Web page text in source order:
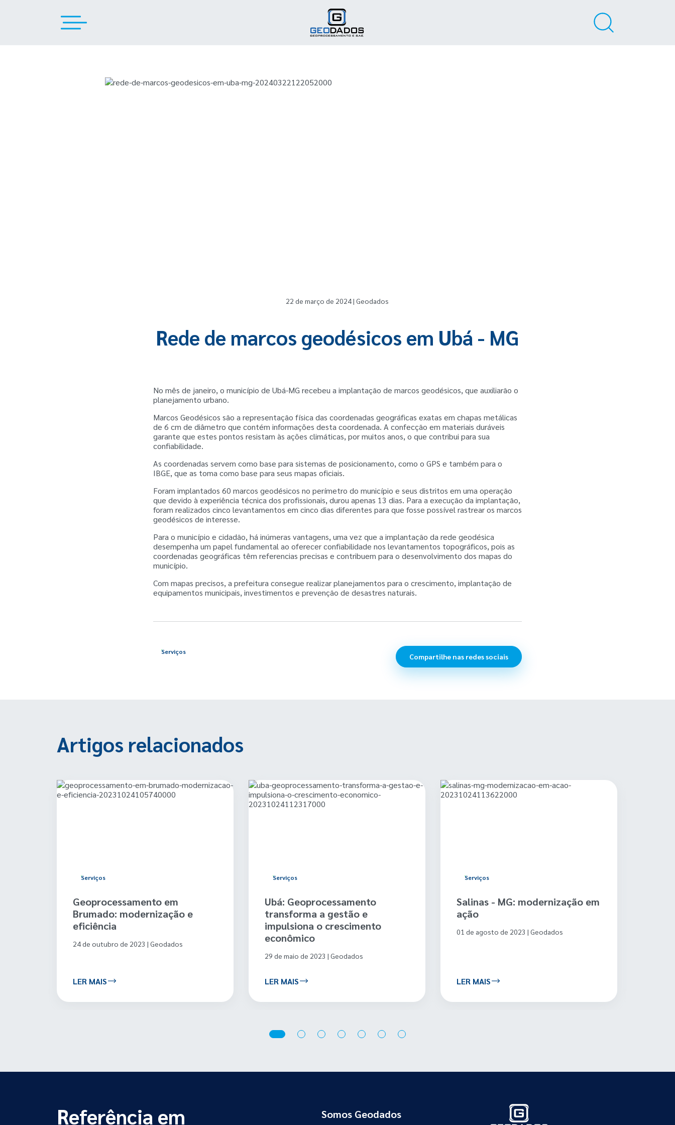
22 de março de 2024 | Geodados
Rede de marcos geodésicos em Ubá - MG
No mês de janeiro, o município de Ubá-MG recebeu a implantação de marcos geodésicos, que auxiliarão o
planejamento urbano.
Marcos Geodésicos são a representação física das coordenadas geográficas exatas em chapas metálicas
de 6 cm de diâmetro que contém informações desta coordenada. A confecção em materiais duráveis
garante que estes pontos resistam às ações climáticas, por muitos anos, o que contribui para sua
confiabilidade.
As coordenadas servem como base para sistemas de posicionamento, como o GPS e também para o
IBGE, que as toma como base para seus mapas oficiais.
Foram implantados 60 marcos geodésicos no perímetro do município e seus distritos em uma operação
que devido à experiência técnica dos profissionais, durou apenas 13 dias. Para a execução da implantação,
foram realizados cinco levantamentos em cinco dias diferentes para que fosse possível rastrear os marcos
geodésicos de interesse.
Para o município e cidadão, há inúmeras vantagens, uma vez que a implantação da rede geodésica
desempenha um papel fundamental ao oferecer confiabilidade nos levantamentos topográficos, pois as
coordenadas geográficas têm referencias precisas e contribuem para o desenvolvimento dos mapas do
município.
Com mapas precisos, a prefeitura consegue realizar planejamentos para o crescimento, implantação de
equipamentos municipais, investimentos e prevenção de desastres naturais.
Serviços
Compartilhe nas redes sociais
Artigos relacionados
Ubá: Geoprocessamento
transforma a gestão e
impulsiona o crescimento
LER MAIS
Salinas - MG: modernização em
ação
01 de agosto de 2023 | Geodados
LER MAIS
Leitura do território: um
LER MAIS
Referência em Somos Geodados